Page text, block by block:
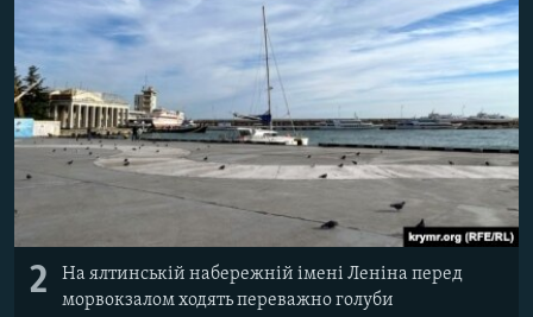
2
На ялтинській набережній імені Леніна перед
морвокзалом ходять переважно голуби